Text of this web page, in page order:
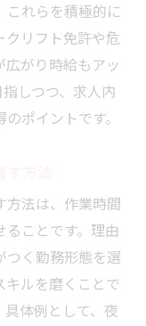
れらを積極的に
リフト免許や危
がり時給もアッ
しつつ、求人内
ポイントです。
法は、作業時間
ことです。理由
つく勤務形態を選
ルを磨くことで
体例として、夜